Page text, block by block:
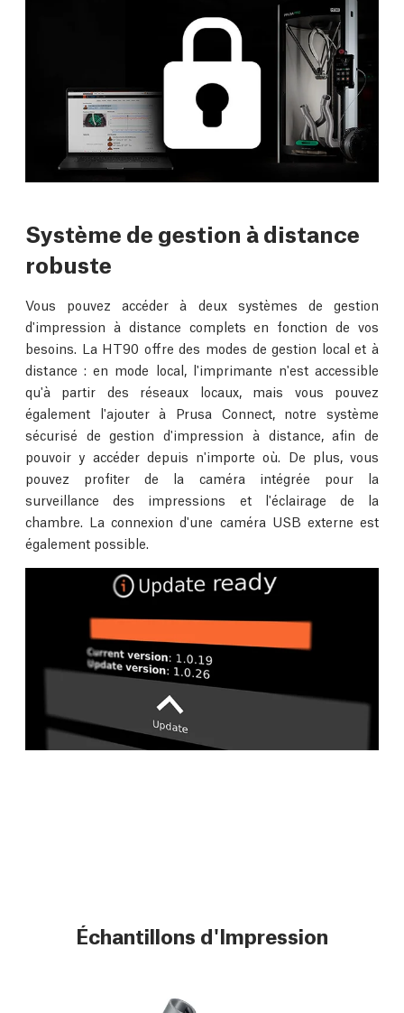
Système de gestion à distance
robuste
Vous pouvez accéder à deux systèmes de gestion
d'impression à distance complets en fonction de vos
besoins. La HT90 offre des modes de gestion local et à
distance : en mode local, l'imprimante n'est accessible
qu'à partir des réseaux locaux, mais vous pouvez
également l'ajouter à Prusa Connect, notre système
sécurisé de gestion d'impression à distance, afin de
pouvoir y accéder depuis n'importe où. De plus, vous
pouvez profiter de la caméra intégrée pour la
surveillance des impressions et l'éclairage de la
chambre. La connexion d'une caméra USB externe est
également possible.
Échantillons d'Impression